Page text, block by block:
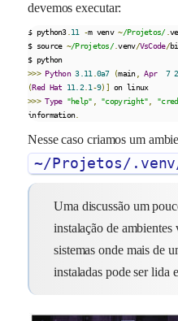
devemos executar:
$ python3. 11 -m venv ~/Projetos/
$ source ~/Projetos/ .venv/VsCode/
$ python
>>> Python 3.11 0a7 (main, Apr 7
(Red Hat 11.2. 1 -9)]
on linux
>>> Type "help" "copyright"
information.
Nesse caso criamos um
~/Projetos/.venv/
Uma discussão um
instalação de
sistemas onde mais de
instaladas pode ser lida